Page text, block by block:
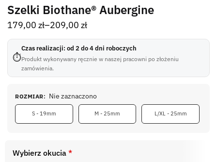
Szelki Biothane® Aubergine
179,00 zł–209,00 zł
⏱
Czas realizacji: od 2 do 4 dni roboczych
Produkt wykonywany ręcznie w naszej pracowni po złożeniu
zamówienia.
ROZMIAR: Nie zaznaczono
S - 19mm M - 25mm L/XL - 25mm
Wybierz okucia *